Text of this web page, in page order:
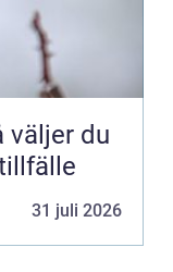
31 juli 2026